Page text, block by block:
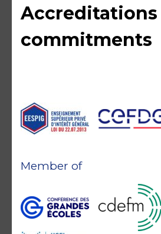
Accreditations
commitments
Member of